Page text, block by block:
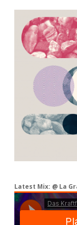
Latest Mix: @ La